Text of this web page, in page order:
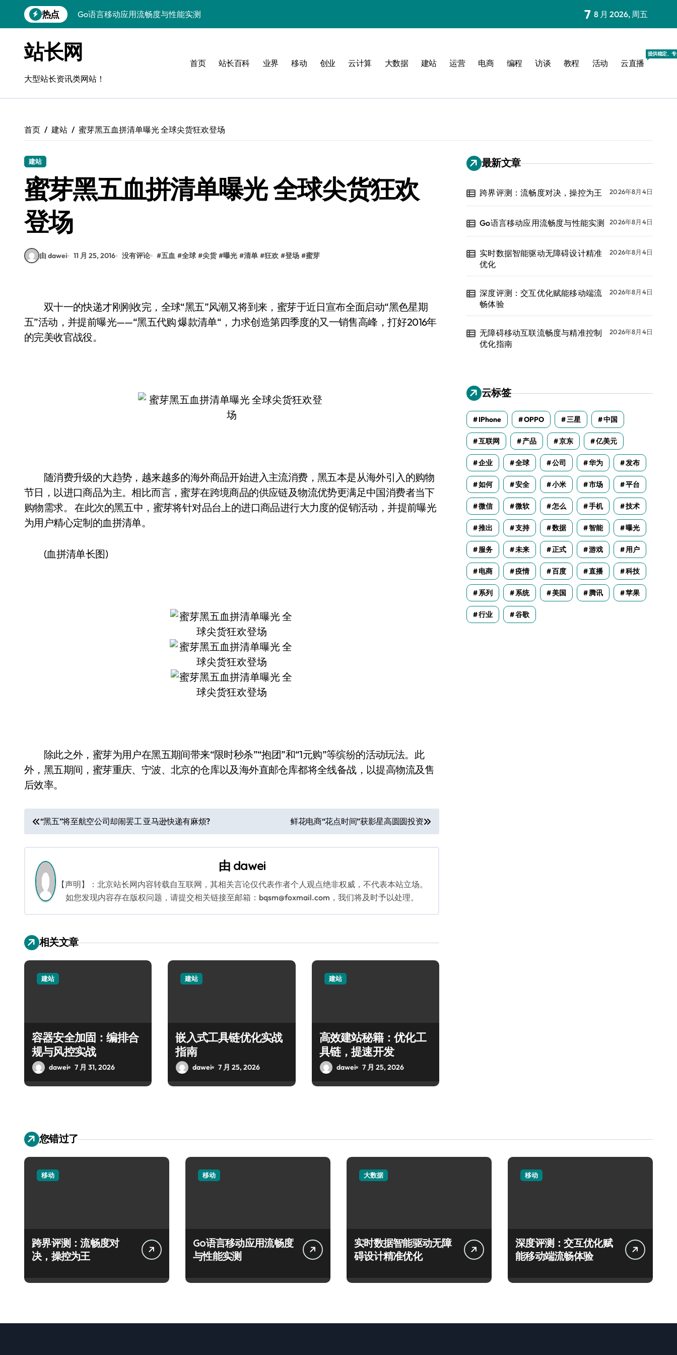
到
热点
Go语言移动应用流畅度与性能实测
深度评测：交互优化赋能移动端流畅体验
无障碍移动互联流畅度与精准控制优化指南
移动互联产品流畅度与精准控制优化实战
移动互联中计算机视觉流畅度与精准度评测
跨界评测：流畅度对决，操控为王
7 8 月 2026, 周五
站长网
大型站长资讯类网站！
首页 站长百科 业界 移动 创业 云计算 大数据 建站 运营 电商 编程 访谈 教程 活动 云直播
提供稳定、
首页 建站 蜜芽黑五血拼清单曝光 全球尖货狂欢登场
建站
蜜芽黑五血拼清单曝光 全球尖货狂欢
登场
由 dawei 11 月 25, 2016 没有评论 #五血 #全球 #尖货 #曝光 #清单 #狂欢 #登场 #蜜芽
双十一的快递才刚刚收完，全球“黑五”风潮又将到来，蜜芽于近日宣布全面启动“黑色星期
五”活动，并提前曝光——“黑五代购 爆款清单“，力求创造第四季度的又一销售高峰，打好2016年
的完美收官战役。
随消费升级的大趋势，越来越多的海外商品开始进入主流消费，黑五本是从海外引入的购物
节日，以进口商品为主。相比而言，蜜芽在跨境商品的供应链及物流优势更满足中国消费者当下
购物需求。 在此次的黑五中，蜜芽将针对品台上的进口商品进行大力度的促销活动，并提前曝光
为用户精心定制的血拼清单。
(血拼清单长图)
除此之外，蜜芽为用户在黑五期间带来“限时秒杀”“抱团”和“1元购”等缤纷的活动玩法。此
外，黑五期间，蜜芽重庆、宁波、北京的仓库以及海外直邮仓库都将全线备战，以提高物流及售
后效率。
文
章
导
航
“黑五”将至航空公司却闹罢工 亚马逊快递有麻烦? 鲜花电商“花点时间”获影星高圆圆投资
由 dawei
【声明】：北京站长网内容转载自互联网，其相关言论仅代表作者个人观点绝非权威，不代表本站立场。
如您发现内容存在版权问题，请提交相关链接至邮箱：bqsm@foxmail.com，我们将及时予以处理。
相关文章
建站
容器安全加固：编排合
规与风控实战
dawei 7 月 31, 2026
建站
嵌入式工具链优化实战
指南
dawei 7 月 25, 2026
建站
高效建站秘籍：优化工
具链，提速开发
dawei 7 月 25, 2026
最新文章
跨界评测：流畅度对决，操控为王 2026年8月4日
Go语言移动应用流畅度与性能实测 2026年8月4日
实时数据智能驱动无障碍设计精准
优化
2026年8月4日
深度评测：交互优化赋能移动端流
畅体验
2026年8月4日
无障碍移动互联流畅度与精准控制
优化指南
2026年8月4日
云标签
IPhone OPPO 三星 中国
互联网 产品 京东 亿美元
企业 全球 公司 华为 发布
如何 安全 小米 市场 平台
微信 微软 怎么 手机 技术
推出 支持 数据 智能 曝光
服务 未来 正式 游戏 用户
电商 疫情 百度 直播 科技
系列 系统 美国 腾讯 苹果
行业 谷歌
您错过了
移动
跨界评测：流畅度对
决，操控为王
移动
Go语言移动应用流畅度
与性能实测
大数据
实时数据智能驱动无障
碍设计精准优化
移动
深度评测：交互优化赋
能移动端流畅体验